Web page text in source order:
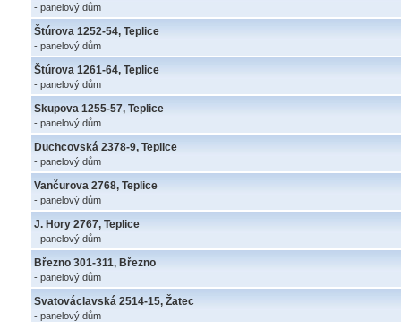
- panelový dům
Štúrova 1252-54, Teplice
- panelový dům
Štúrova 1261-64, Teplice
- panelový dům
Skupova 1255-57, Teplice
- panelový dům
Duchcovská 2378-9, Teplice
- panelový dům
Vančurova 2768, Teplice
- panelový dům
J. Hory 2767, Teplice
- panelový dům
Březno 301-311, Březno
- panelový dům
Svatováclavská 2514-15, Žatec
- panelový dům